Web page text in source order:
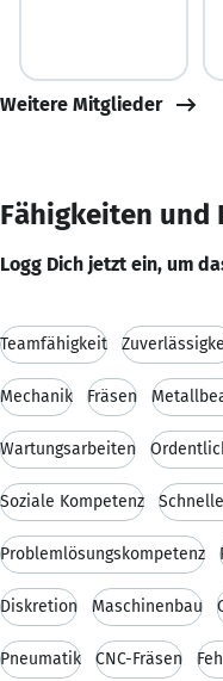
Weitere Mitglieder
Fähigkeiten und
Logg Dich jetzt ein, um
Teamfähigkeit
Mechanik Fräsen
Wartungsarbeiten
Soziale Kompetenz
Problemlösungskompetenz
Diskretion Maschinenbau
Pneumatik CNC-Fräsen